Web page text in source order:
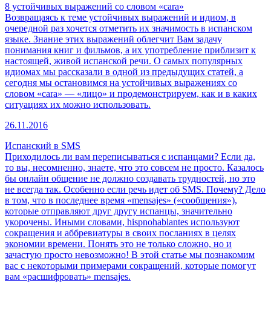
8 устойчивых выражений со словом «cara»
Возвращаясь к теме устойчивых выражений и идиом, в
очередной раз хочется отметить их значимость в испанском
языке. Знание этих выражений облегчит Вам задачу
понимания книг и фильмов, а их употребление приблизит к
настоящей, живой испанской речи. О самых популярных
идиомах мы рассказали в одной из предыдущих статей, а
сегодня мы остановимся на устойчивых выражениях со
словом «cara» — «лицо» и продемонстрируем, как и в каких
ситуациях их можно использовать.
26.11.2016
Испанский в SMS
Приходилось ли вам переписываться с испанцами? Если да,
то вы, несомненно, знаете, что это совсем не просто. Казалось
бы онлайн общение не должно создавать трудностей, но это
не всегда так. Особенно если речь идет об SMS. Почему? Дело
в том, что в последнее время «mensajes» («сообщения»),
которые отправляют друг другу испанцы, значительно
укорочены. Иными словами, hispnohablantes используют
сокращения и аббревиатуры в своих посланиях в целях
экономии времени. Понять это не только сложно, но и
зачастую просто невозможно! В этой статье мы познакомим
вас с некоторыми примерами сокращений, которые помогут
вам «расшифровать» mensajes.